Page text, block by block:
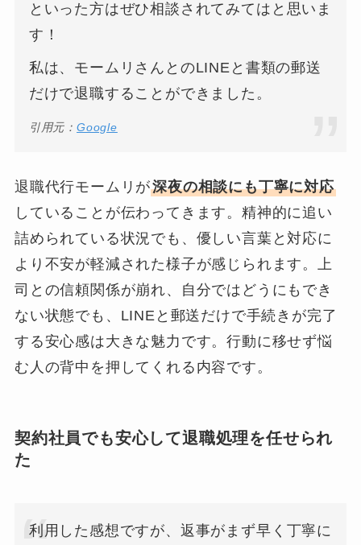
といった方はぜひ相談されてみてはと思いま
す！
私は、モームリさんとのLINEと書類の郵送
だけで退職することができました。
引用元：Google
退職代行モームリが深夜の相談にも丁寧に対応
していることが伝わってきます。精神的に追い
詰められている状況でも、優しい言葉と対応に
より不安が軽減された様子が感じられます。上
司との信頼関係が崩れ、自分ではどうにもでき
ない状態でも、LINEと郵送だけで手続きが完了
する安心感は大きな魅力です。行動に移せず悩
む人の背中を押してくれる内容です。
契約社員でも安心して退職処理を任せられ
た
利用した感想ですが、返事がまず早く丁寧に